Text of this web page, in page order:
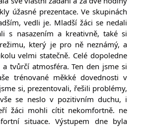
úžasné prezentace. Ve skupinách
vedli je. Mladší žáci se nedali
s nasazením a kreativně, také si
který je pro ně neznámý, a
velmi statečně. Celé dopoledne
a tvůrčí atmosféra. Ten den jsme si
trénované měkké dovednosti v
si, prezentovali, řešili problémy,
se neslo v pozitivním duchu, i
žáci mohli cítit nekomfortně. ne
situace. Výstupem dne byla